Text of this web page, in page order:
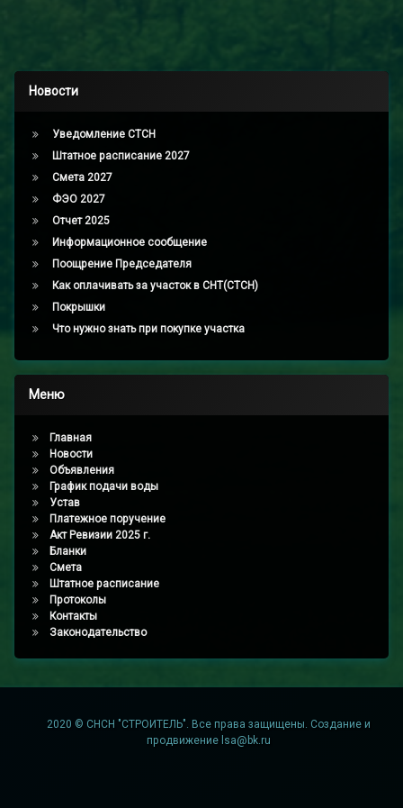
Новости
Уведомление СТСН
Штатное расписание 2027
Смета 2027
ФЭО 2027
Отчет 2025
Информационное сообщение
Поощрение Председателя
Как оплачивать за участок в СНТ(СТСН)
Покрышки
Что нужно знать при покупке участка
Меню
Главная
Новости
Объявления
График подачи воды
Устав
Платежное поручение
Акт Ревизии 2025 г.
Бланки
Смета
Штатное расписание
Протоколы
Контакты
Законодательство
2020 © СНСН "СТРОИТЕЛЬ". Все права защищены. Создание и
продвижение lsa@bk.ru